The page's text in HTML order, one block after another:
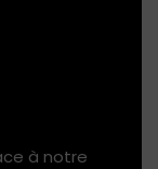
à notre